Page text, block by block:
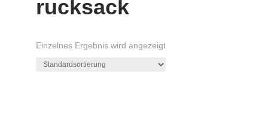
rucksack
Einzelnes Ergebnis wird angezeigt